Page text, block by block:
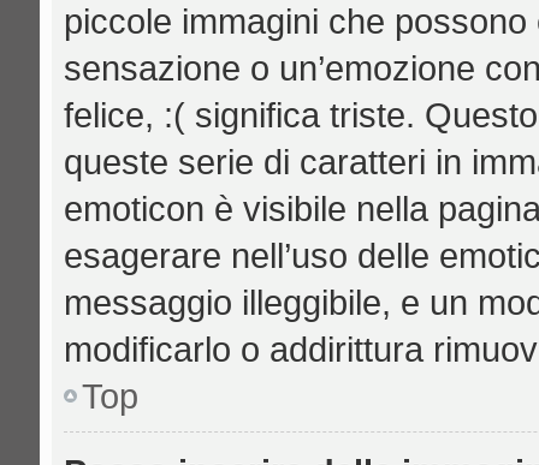
piccole immagini che
sensazione o un’emozione
felice, :( significa triste.
queste serie di caratteri in
emoticon è visibile nella
esagerare nell’uso delle
messaggio illeggibile, e un
modificarlo o addirittura
Top